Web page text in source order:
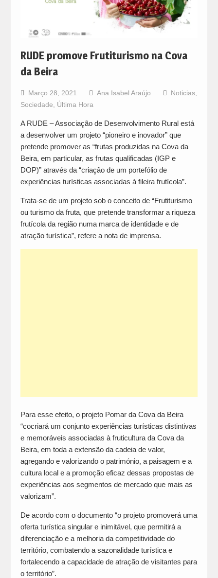
RUDE promove Frutiturismo na Cova
da Beira
Março 28, 2021 Ana Isabel Araújo Noticias,
Sociedade
Última Hora
A RUDE – Associação de Desenvolvimento Rural está
a desenvolver um projeto “pioneiro e inovador” que
pretende promover as “frutas produzidas na Cova da
Beira, em particular, as frutas qualificadas (IGP e
DOP)” através da “criação de um portefólio de
experiências turísticas associadas à fileira frutícola”.
Trata-se de um projeto sob o conceito de “Frutiturismo
ou turismo da fruta, que pretende transformar a riqueza
frutícola da região numa marca de identidade e de
atração turística”, refere a nota de imprensa.
Para esse efeito, o projeto Pomar da Cova da Beira
“cocriará um conjunto experiências turísticas distintivas
e memoráveis associadas à fruticultura da Cova da
Beira, em toda a extensão da cadeia de valor,
agregando e valorizando o património, a paisagem e a
cultura local e a promoção eficaz dessas propostas de
experiências aos segmentos de mercado que mais as
valorizam”.
De acordo com o documento “o projeto promoverá uma
oferta turística singular e inimitável, que permitirá a
diferenciação e a melhoria da competitividade do
território, combatendo a sazonalidade turística e
fortalecendo a capacidade de atração de visitantes para
o território”.